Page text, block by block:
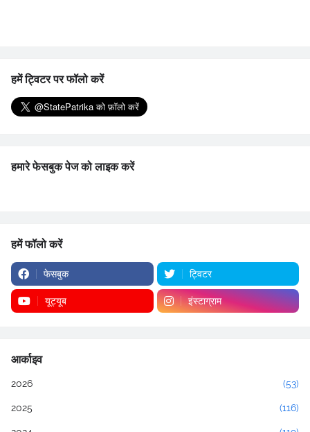
हमें ट्विटर पर फॉलो करें
हमारे फेसबुक पेज को लाइक करें
हमें फॉलो करें
फेसबुक ट्विटर
यूट्यूब इंस्टाग्राम
आर्काइव
2026 (53)
2025 (116)